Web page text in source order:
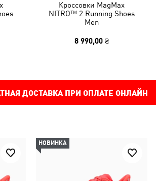
Кроссовки MagMax
NITRO™ 2 Running Shoes
Men
8 990,00 ₴
ДОСТАВКА ПРИ ОПЛАТЕ ОНЛАЙН
НОВИНКА